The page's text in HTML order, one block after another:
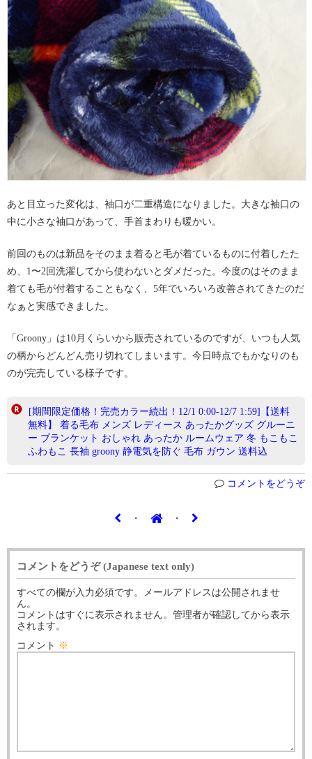
あと目立った変化は、袖口が二重構造になりました。大きな袖口の
中に小さな袖口があって、手首まわりも暖かい。
前回のものは新品をそのまま着ると毛が着ているものに付着したた
め、1〜2回洗濯してから使わないとダメだった。今度のはそのまま
着ても毛が付着することもなく、5年でいろいろ改善されてきたのだ
なぁと実感できました。
「Groony」は10月くらいから販売されているのですが、いつも人気
の柄からどんどん売り切れてしまいます。今日時点でもかなりのも
のが完売している様子です。
[期間限定価格！完売カラー続出！12/1 0:00-12/7 1:59]【送料
無料】 着る毛布 メンズ レディース あったかグッズ グルーニ
ー ブランケット おしゃれ あったか ルームウェア 冬 もこもこ
ふわもこ 長袖 groony 静電気を防ぐ 毛布 ガウン 送料込
コメントをどうぞ
・ ・
コメントをどうぞ (Japanese text only)
すべての欄が入力必須です。メールアドレスは公開されませ
ん。
コメントはすぐに表示されません。管理者が確認してから表示
されます。
コメント ※